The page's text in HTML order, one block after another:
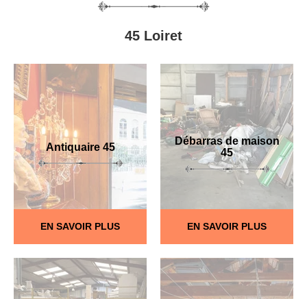
45 Loiret
Antiquaire 45
EN SAVOIR PLUS
Débarras de maison
45
EN SAVOIR PLUS